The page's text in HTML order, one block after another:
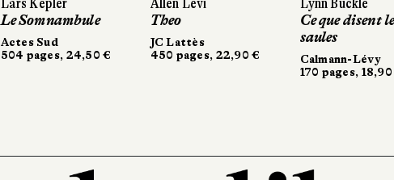
Le Somnambule
Actes Sud
504 pages, 24,50 €
Theo
JC Lattès
450 pages, 22,90 €
Ce que disent
saules
Calmann-Lévy
170 pages,
Le Somnambule
Actes Sud
504 pages, 24,50 €
Theo
JC Lattès
450 pages, 22,90 €
Ce que disent
saules
Calmann-Lévy
170 pages,